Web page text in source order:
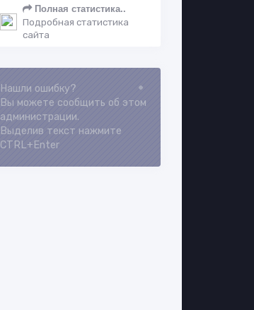
Полная статистика..
Подробная статистика
сайта
Нашли ошибку?
Вы можете сообщить об этом
администрации.
Выделив текст нажмите
CTRL+Enter